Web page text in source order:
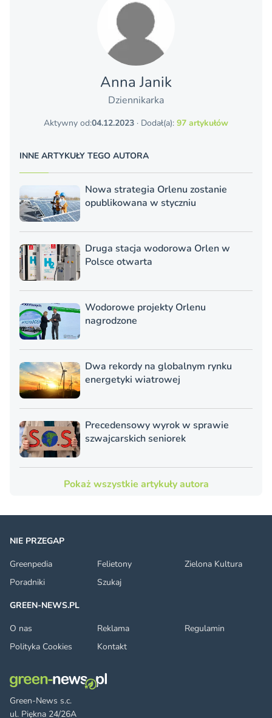
Anna Janik
Dziennikarka
Aktywny od:04.12.2023 · Dodał(a): 97 artykułów
INNE ARTYKUŁY TEGO AUTORA
Nowa strategia Orlenu zostanie
opublikowana w styczniu
Druga stacja wodorowa Orlen w
Polsce otwarta
Wodorowe projekty Orlenu
nagrodzone
Dwa rekordy na globalnym rynku
energetyki wiatrowej
Precedensowy wyrok w sprawie
szwajcarskich seniorek
Pokaż wszystkie artykuły autora
Green-News s.c.
ul. Piękna 24/26A
NIE PRZEGAP
Greenpedia
Felietony
Zielona Kultura
Poradniki
Szukaj
GREEN-NEWS.PL
O nas
Reklama
Regulamin
Polityka Cookies
Kontakt